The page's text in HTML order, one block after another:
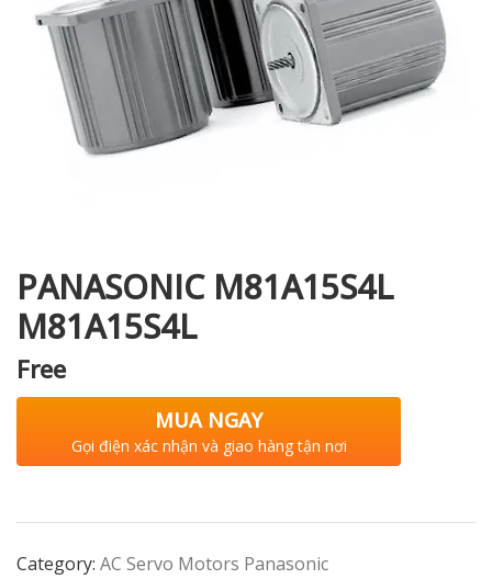
PANASONIC M81A15S4L
M81A15S4L
Free
MUA NGAY
Gọi điện xác nhận và giao hàng tận nơi
Category: AC Servo Motors Panasonic